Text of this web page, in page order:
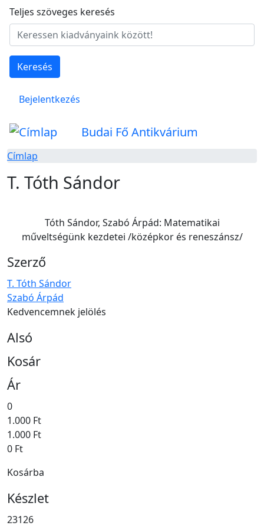
Ugrás a tartalomra
Teljes szöveges keresés
Keresés
Felhasználói fiók menüje
Bejelentkezés
Budai Fő Antikvárium
Címlap
T. Tóth Sándor
Tóth Sándor, Szabó Árpád: Matematikai
műveltségünk kezdetei /középkor és reneszánsz/
Szerző
T. Tóth Sándor
Szabó Árpád
Kedvencemnek jelölés
Alsó
Kosár
Ár
0
1.000 Ft
1.000 Ft
0 Ft
Kosárba
Készlet
23126